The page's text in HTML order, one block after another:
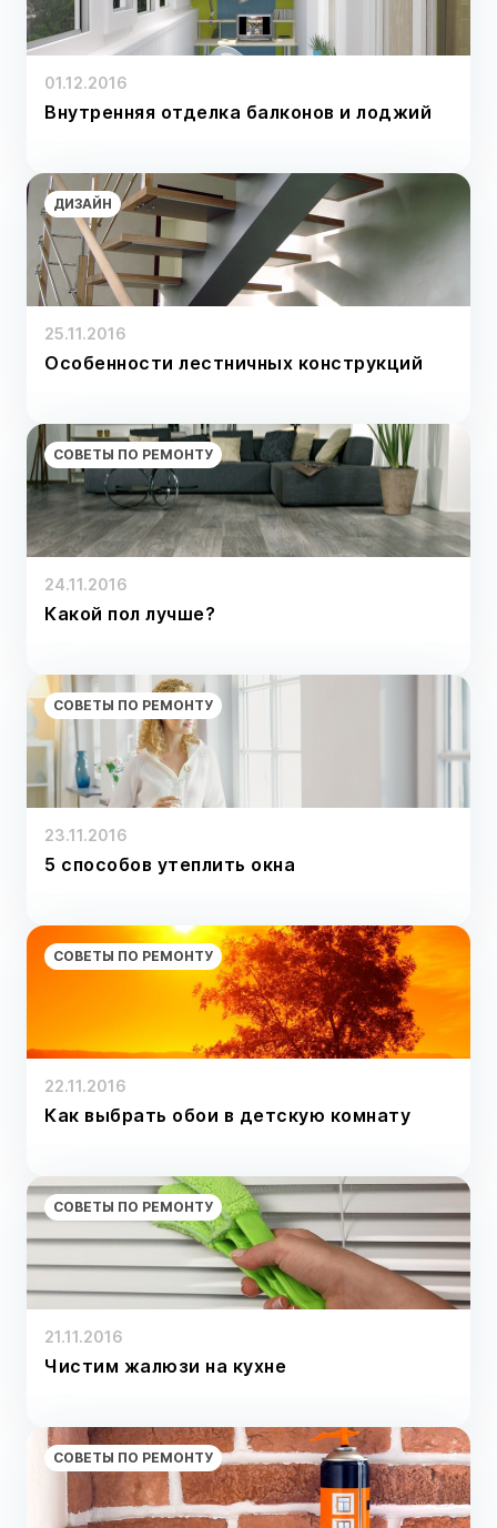
01.12.2016
Внутренняя отделка балконов и лоджий
ДИЗАЙН
25.11.2016
Особенности лестничных конструкций
СОВЕТЫ ПО РЕМОНТУ
24.11.2016
Какой пол лучше?
СОВЕТЫ ПО РЕМОНТУ
23.11.2016
5 способов утеплить окна
СОВЕТЫ ПО РЕМОНТУ
22.11.2016
Как выбрать обои в детскую комнату
СОВЕТЫ ПО РЕМОНТУ
21.11.2016
Чистим жалюзи на кухне
СОВЕТЫ ПО РЕМОНТУ